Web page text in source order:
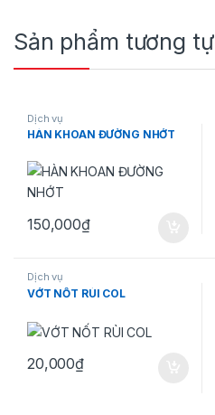
Sản phẩm tương tự
Dịch vụ
HÀN KHOAN ĐƯỜNG NHỚT
150,000₫
Dịch vụ
VỚT NỐT RÙI COL
20,000₫